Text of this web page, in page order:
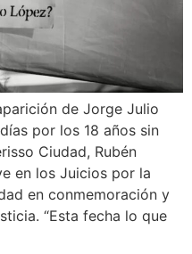
de Jorge Julio
por los 18 años sin
Ciudad, Rubén
en los Juicios por la
en conmemoración y
“Esta fecha lo que